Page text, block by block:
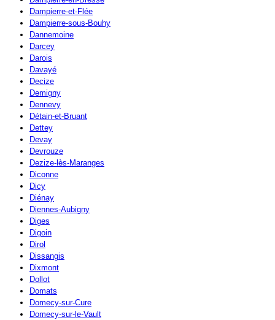
Dampierre-et-Flée
Dampierre-sous-Bouhy
Dannemoine
Darcey
Darois
Davayé
Decize
Demigny
Dennevy
Détain-et-Bruant
Dettey
Devay
Devrouze
Dezize-lès-Maranges
Diconne
Dicy
Diénay
Diennes-Aubigny
Diges
Digoin
Dirol
Dissangis
Dixmont
Dollot
Domats
Domecy-sur-Cure
Domecy-sur-le-Vault